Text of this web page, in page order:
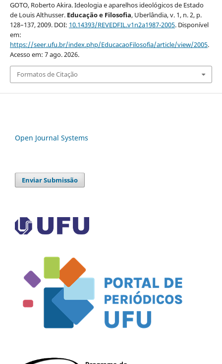
GOTO, Roberto Akira. Ideologia e aparelhos ideológicos de Estado
de Louis Althusser. Educação e Filosofia, Uberlândia, v. 1, n. 2, p.
128–137, 2009. DOI: 10.14393/REVEDFIL.v1n2a1987-2005. Disponível
em:
https://seer.ufu.br/index.php/EducacaoFilosofia/article/view/2005.
Acesso em: 7 ago. 2026.
Formatos de Citação
Open Journal Systems
Enviar Submissão